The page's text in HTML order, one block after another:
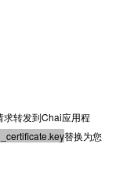
求转发到Chai应用程
替换为您